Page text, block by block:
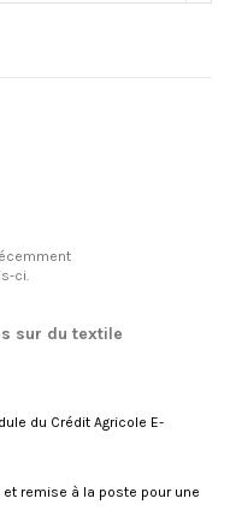
ci.
sur du textile
du Crédit Agricole E-
remise à la poste pour une